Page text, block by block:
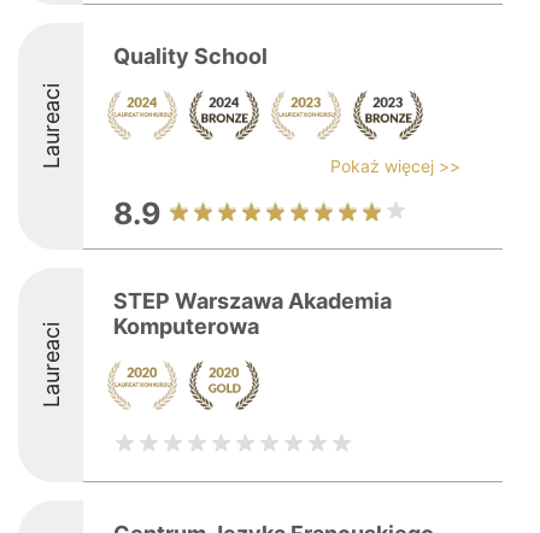
Laureaci
Quality School
Pokaż więcej >>
8.9
Laureaci
STEP Warszawa Akademia
Komputerowa